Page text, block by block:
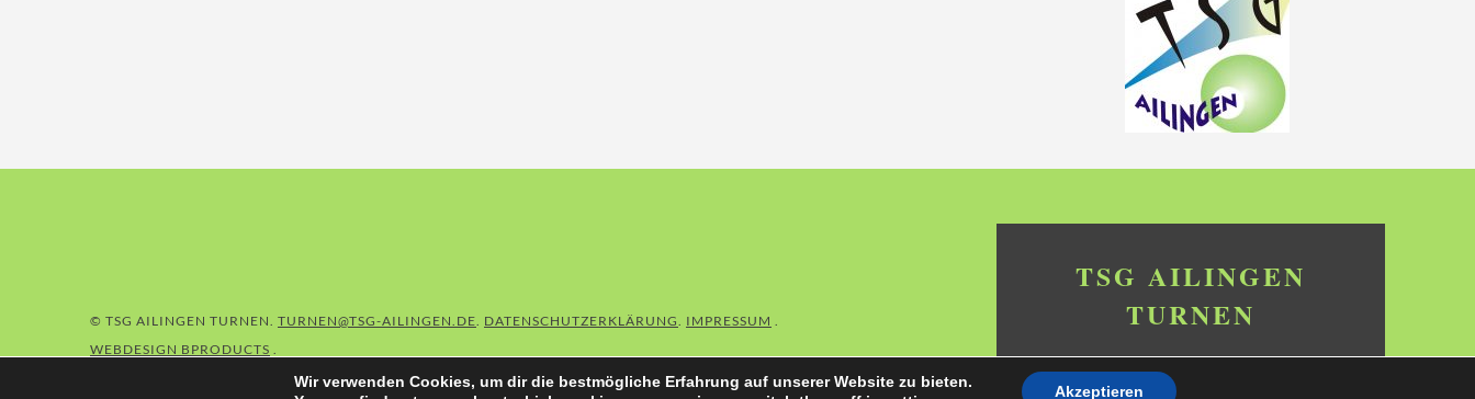
© TSG AILINGEN TURNEN TURNEN@TSG-AILINGEN.DE DATENSCHUTZERKLÄRUNG
IMPRESSUM
WEBDESIGN BPRODUCTS
TSG AILINGEN
TURNEN
Wir verwenden Cookies, um dir die bestmögliche Erfahrung auf unserer Website zu bieten.
Akzeptieren